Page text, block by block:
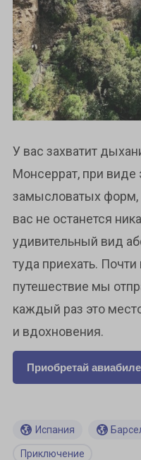
У вас захватит
Монсеррат, при виде
замысловатых форм,
вас не останется
удивительный вид
туда приехать.
путешествие мы
каждый раз это
и вдохновения.
Приобретай
Испания
Приключение